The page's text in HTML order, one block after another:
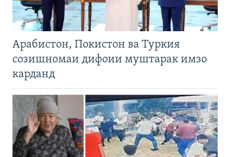
Арабистон, Покистон ва Туркия
созишномаи дифоии муштарак имзо
карданд